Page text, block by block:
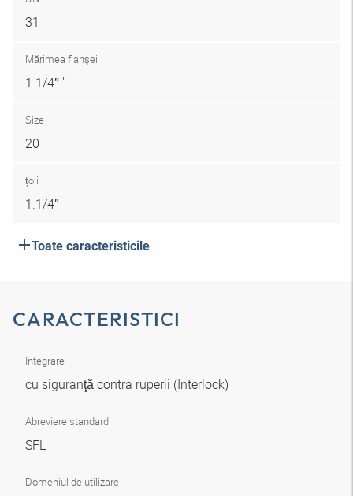
31
Mărimea flanşei
1.1/4″ "
Size
20
țoli
1.1/4″
Toate caracteristicile
CARACTERISTICI
Integrare
cu siguranţă contra ruperii (Interlock)
Abreviere standard
SFL
Domeniul de utilizare